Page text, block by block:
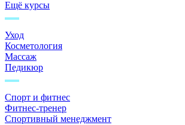
Ещё курсы
Уход
Косметология
Массаж
Педикюр
Спорт и фитнес
Фитнес-тренер
Спортивный менеджмент